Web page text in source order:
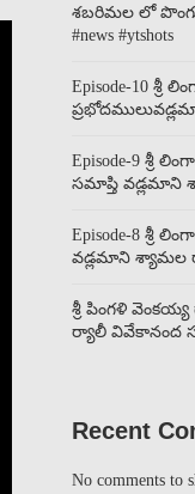
శబరిమల లో పొంగు
#news #ytshots
Episode-10 శ్రీ
Episode-9 శ్రీ
సమాప్తి వడ్లమాని
Episode-8 శ్రీ
వడ్లమాని శ్యామల
శ్రీ పింగళి
ర్యాలీ వివేకానంద
Recent
No comments to